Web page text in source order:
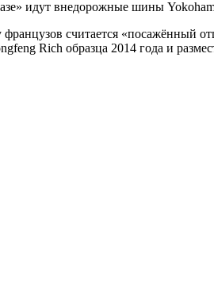
идут внедорожные шины
считается «посажённый
Rich образца 2014 года и